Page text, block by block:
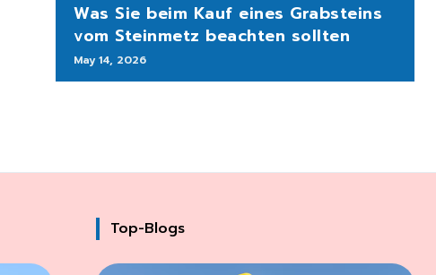
Was Sie beim Kauf eines Grabsteins
vom Steinmetz beachten sollten
May 14, 2026
Top-Blogs